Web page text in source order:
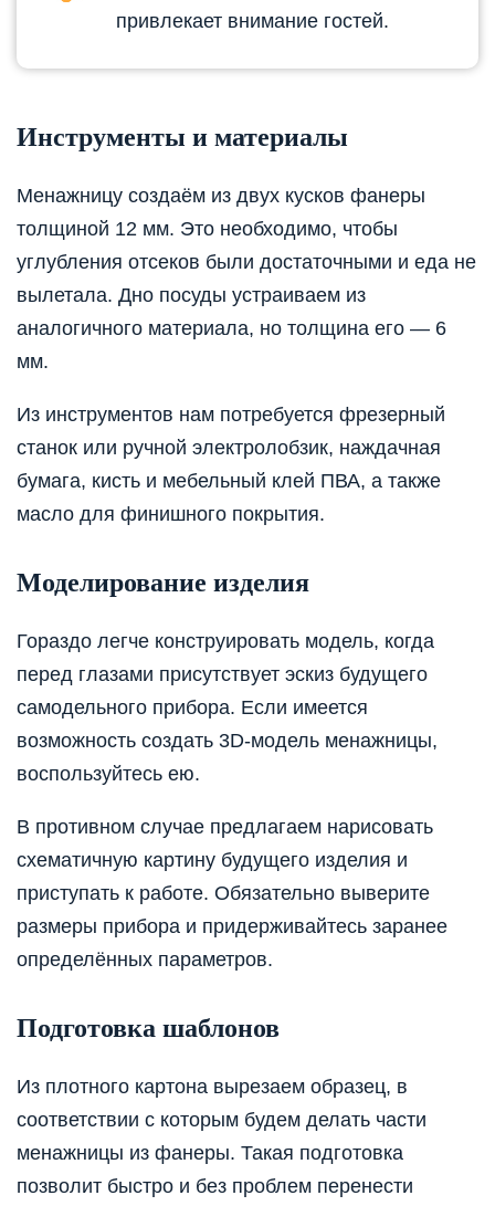
привлекает внимание гостей.
Инструменты и материалы
Менажницу создаём из двух кусков фанеры
толщиной 12 мм. Это необходимо, чтобы
углубления отсеков были достаточными и еда не
вылетала. Дно посуды устраиваем из
аналогичного материала, но толщина его — 6
мм.
Из инструментов нам потребуется фрезерный
станок или ручной электролобзик, наждачная
бумага, кисть и мебельный клей ПВА, а также
масло для финишного покрытия.
Моделирование изделия
Гораздо легче конструировать модель, когда
перед глазами присутствует эскиз будущего
самодельного прибора. Если имеется
возможность создать 3D-модель менажницы,
воспользуйтесь ею.
В противном случае предлагаем нарисовать
схематичную картину будущего изделия и
приступать к работе. Обязательно выверите
размеры прибора и придерживайтесь заранее
определённых параметров.
Подготовка шаблонов
Из плотного картона вырезаем образец, в
соответствии с которым будем делать части
менажницы из фанеры. Такая подготовка
позволит быстро и без проблем перенести